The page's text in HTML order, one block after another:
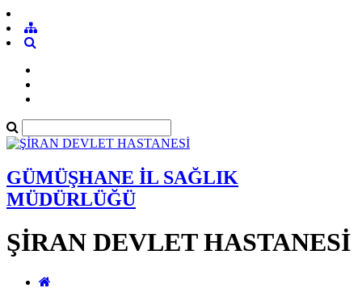
GÜMÜŞHANE İL SAĞLIK
MÜDÜRLÜĞÜ
ŞİRAN DEVLET HASTANESİ